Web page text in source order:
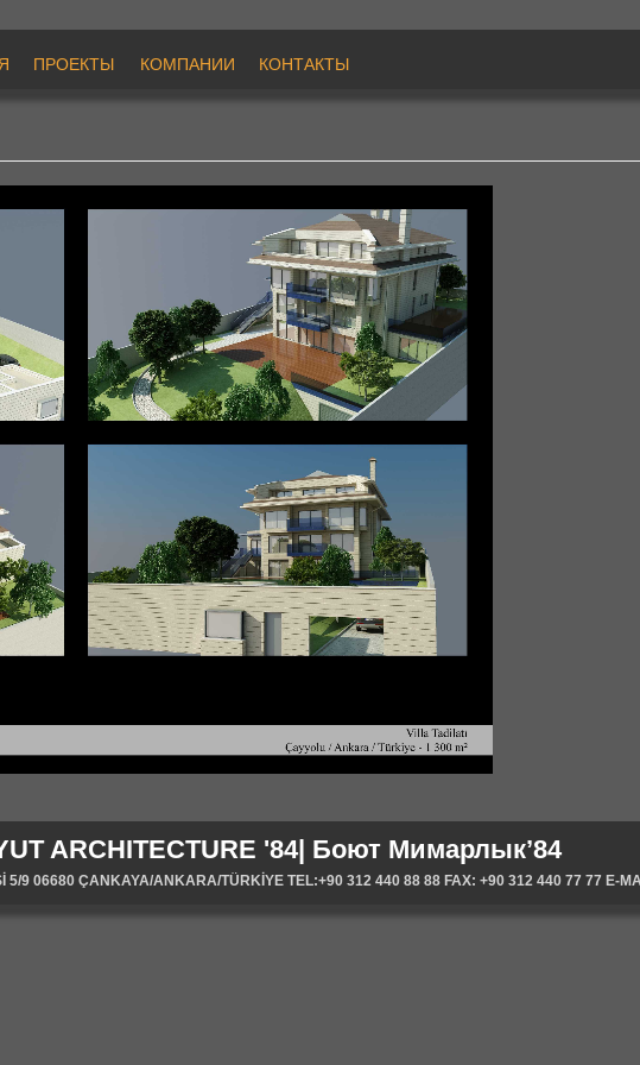
ПРОЕКТЫ КОМПAНИИ КОНТАКТЫ
ARCHITECTURE '84| Боют Мимарлык’84
5/9 06680 ÇANKAYA/ANKARA/TÜRKİYE TEL:+90 312 440 88 88 FAX: +90 312 440 77 77 E-